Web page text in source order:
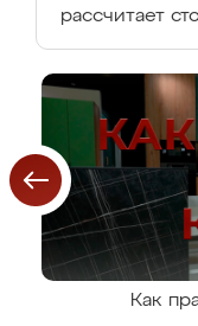
рассчитает
Как